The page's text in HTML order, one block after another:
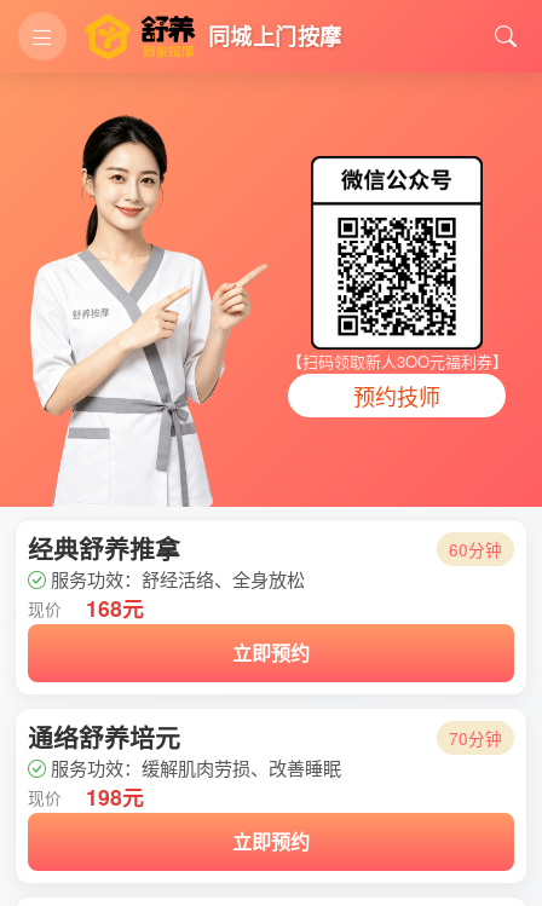
同城上门按摩
【扫码领取新人3OO元福利券】
预约技师
经典舒养推拿 60分钟
服务功效：舒经活络、全身放松
现价 168元
立即预约
通络舒养培元 70分钟
服务功效：缓解肌肉劳损、改善睡眠
现价 198元
立即预约